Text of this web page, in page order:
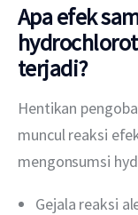
Apa efek
terjadi?
Hentikan
muncul reaksi
mengonsumsi
Gejala reaksi